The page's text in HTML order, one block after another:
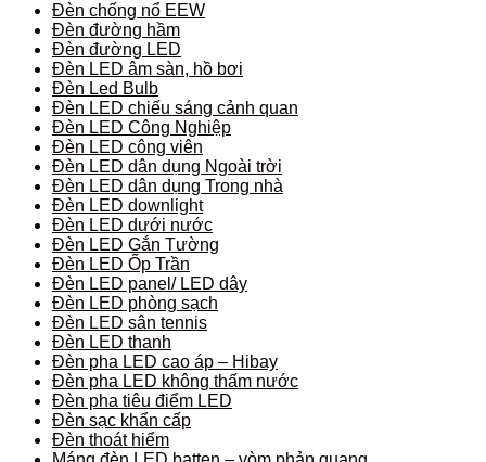
Đèn chống nổ EEW
Đèn đường hầm
Đèn đường LED
Đèn LED âm sàn, hồ bơi
Đèn Led Bulb
Đèn LED chiếu sáng cảnh quan
Đèn LED Công Nghiệp
Đèn LED công viên
Đèn LED dân dụng Ngoài trời
Đèn LED dân dụng Trong nhà
Đèn LED downlight
Đèn LED dưới nước
Đèn LED Gắn Tường
Đèn LED Ốp Trần
Đèn LED panel/ LED dây
Đèn LED phòng sạch
Đèn LED sân tennis
Đèn LED thanh
Đèn pha LED cao áp – Hibay
Đèn pha LED không thấm nước
Đèn pha tiêu điểm LED
Đèn sạc khẩn cấp
Đèn thoát hiểm